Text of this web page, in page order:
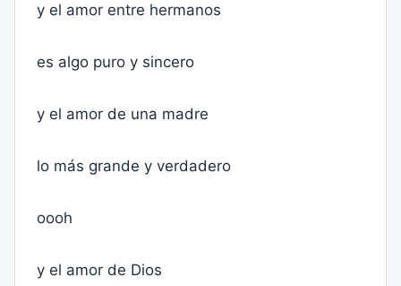
y el amor entre hermanos
es algo puro y sincero
y el amor de una madre
lo más grande y verdadero
oooh
y el amor de Dios